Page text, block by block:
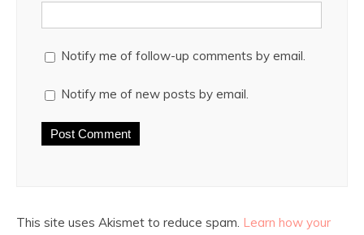
Notify me of follow-up comments by email.
Notify me of new posts by email.
This site uses Akismet to reduce spam. Learn how your